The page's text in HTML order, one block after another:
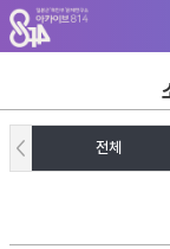
주
메
뉴
가
기
본
문
바
기
하
단
바
기
전체